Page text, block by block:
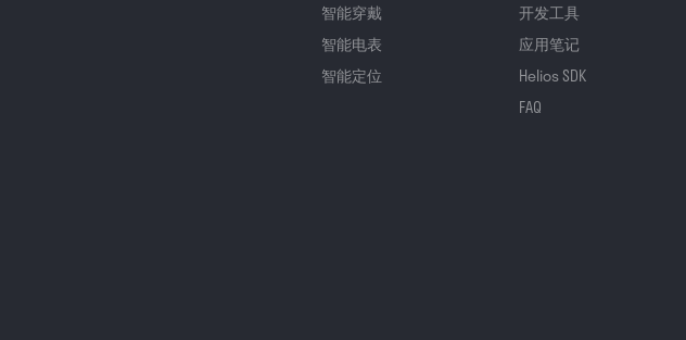
智能穿戴
智能电表
智能定位
开发工具
应用笔记
Helios SDK
FAQ